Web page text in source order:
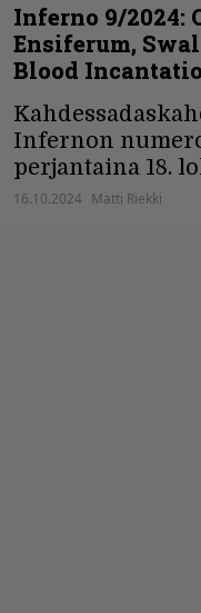
Inferno 9/2024:
Ensiferum,
Blood
Infernon
perjantaina 18.
16.10.2024 Matti Riekki